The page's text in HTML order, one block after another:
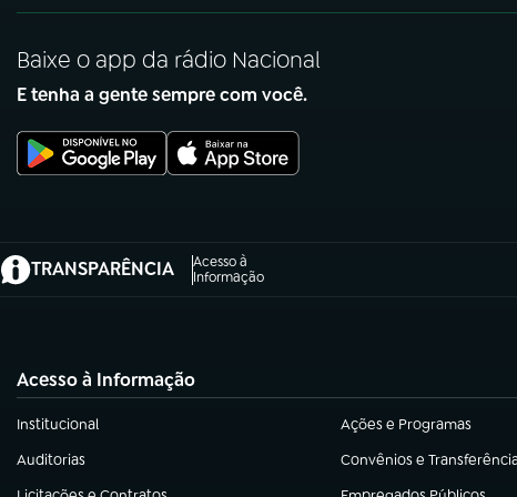
Baixe o app da rádio Nacional
E tenha a gente sempre com você.
TRANSPARÊNCIA
Acesso à
Informação
(abre em nova aba)
Acesso à Informação
Institucional
(abre em nova aba) Ações e Programas
(abre em nova aba)
Auditorias
(abre em nova aba) Convênios e
(abre em nova aba)